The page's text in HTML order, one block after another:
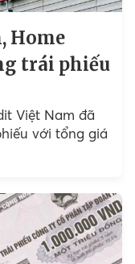
Home
trái phiếu
Việt Nam đã
với tổng giá